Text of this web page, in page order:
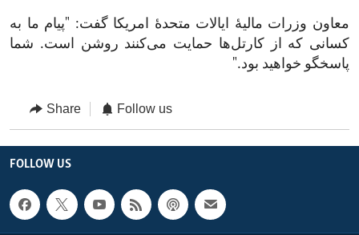
معاون وزرات مالیۀ ایالات متحدۀ امریکا گفت: "پیام ما به
کسانی که از کارتل‌ها حمایت می‌کنند روشن است. شما
پاسخگو خواهید بود."
Share Follow us
FOLLOW US